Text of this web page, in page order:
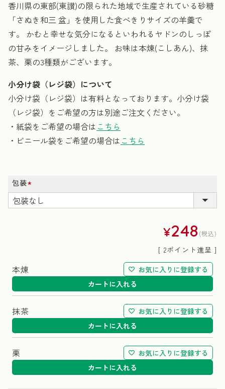
香川県の東部(東讃)の限られた地域で生産されている砂糖
「さぬき和三 盆」を使用した食べきりサイズの羊羹で
す。 かむと幸せな気分になるといわれるヤドンのしっぽ
の甘みをイメージしました。 お味は本煉(こしあん)、抹
茶、栗の3種類がございます。
小分け袋（レジ袋）について
小分け袋（レジ袋）は有料となっております。小分け袋
（レジ袋）をご希望の方は別途ご注文ください。
・紙袋をご希望の場合は こちら
・ビニール袋をご希望の場合は こちら
包装
(必
須)
¥248 税込
[ 2ポイント進呈 ]
本煉
お気に入りに登録する
カートに入れる
抹茶
お気に入りに登録する
カートに入れる
栗
お気に入りに登録する
カートに入れる